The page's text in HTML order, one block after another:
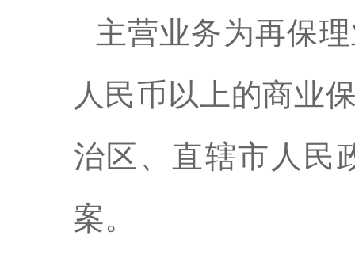
主营业务为再保
人民币以上的商业
治区、直辖市人民
案。